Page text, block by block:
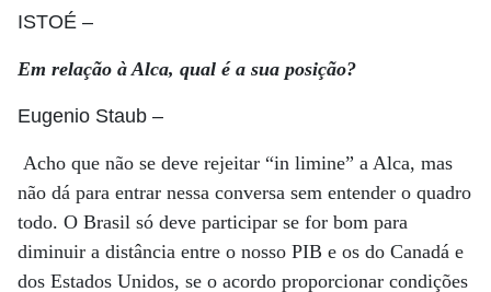
ISTOÉ –
Em relação à Alca, qual é a sua posição?
Eugenio Staub –
Acho que não se deve rejeitar “in limine” a Alca, mas
não dá para entrar nessa conversa sem entender o quadro
todo. O Brasil só deve participar se for bom para
diminuir a distância entre o nosso PIB e os do Canadá e
dos Estados Unidos, se o acordo proporcionar condições